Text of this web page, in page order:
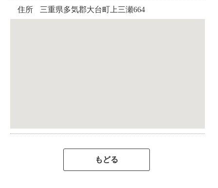
住所 三重県多気郡大台町上三瀬664
もどる